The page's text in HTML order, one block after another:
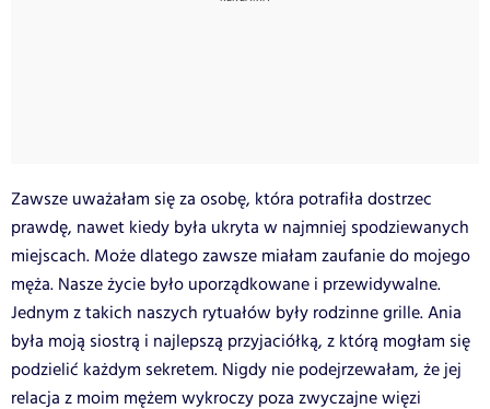
Zawsze uważałam się za osobę, która potrafiła dostrzec
prawdę, nawet kiedy była ukryta w najmniej spodziewanych
miejscach. Może dlatego zawsze miałam zaufanie do mojego
męża. Nasze życie było uporządkowane i przewidywalne.
Jednym z takich naszych rytuałów były rodzinne grille.Ania
była moją siostrą i najlepszą przyjaciółką, z którą mogłam się
podzielić każdym sekretem. Nigdy nie podejrzewałam, że jej
relacja z moim mężem wykroczy poza zwyczajne więzi